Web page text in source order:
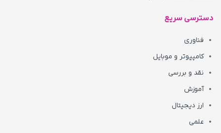
دسترسی سریع
فناوری
کامپیوتر و موبایل
نقد و بررسی
آموزش
ارز دیجیتال
علمی